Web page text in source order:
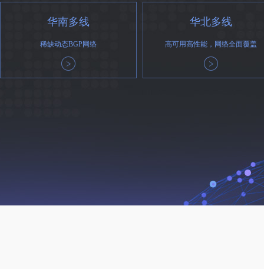
华南多线
稀缺动态BGP网络
华北多线
高可用高性能，网络全面覆盖